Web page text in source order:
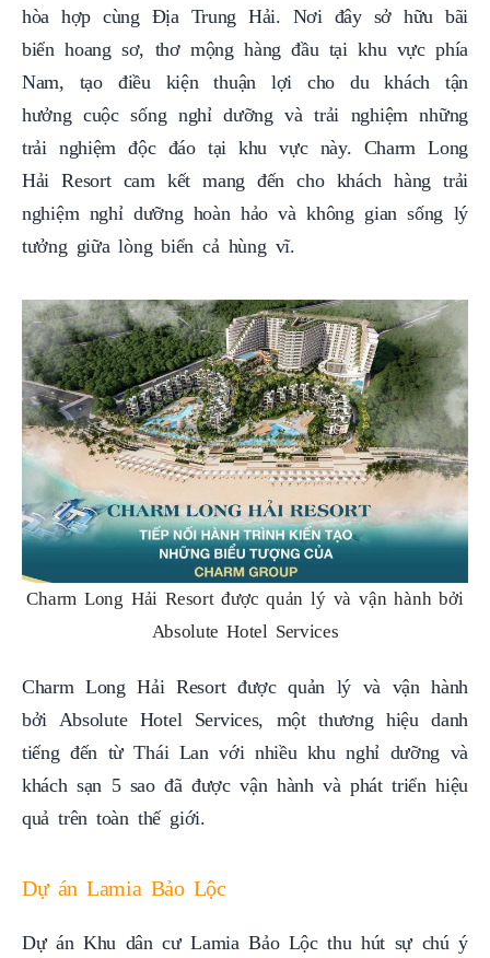
hòa hợp cùng Địa Trung Hải. Nơi đây sở hữu bãi
biển hoang sơ, thơ mộng hàng đầu tại khu vực phía
Nam, tạo điều kiện thuận lợi cho du khách tận
hưởng cuộc sống nghỉ dưỡng và trải nghiệm những
trải nghiệm độc đáo tại khu vực này. Charm Long
Hải Resort cam kết mang đến cho khách hàng trải
nghiệm nghỉ dưỡng hoàn hảo và không gian sống lý
tưởng giữa lòng biển cả hùng vĩ.
Charm Long Hải Resort được quản lý và vận hành bởi
Absolute Hotel Services
Charm Long Hải Resort được quản lý và vận hành
bởi Absolute Hotel Services, một thương hiệu danh
tiếng đến từ Thái Lan với nhiều khu nghỉ dưỡng và
khách sạn 5 sao đã được vận hành và phát triển hiệu
quả trên toàn thế giới.
Dự án Lamia Bảo Lộc
Dự án Khu dân cư Lamia Bảo Lộc thu hút sự chú ý